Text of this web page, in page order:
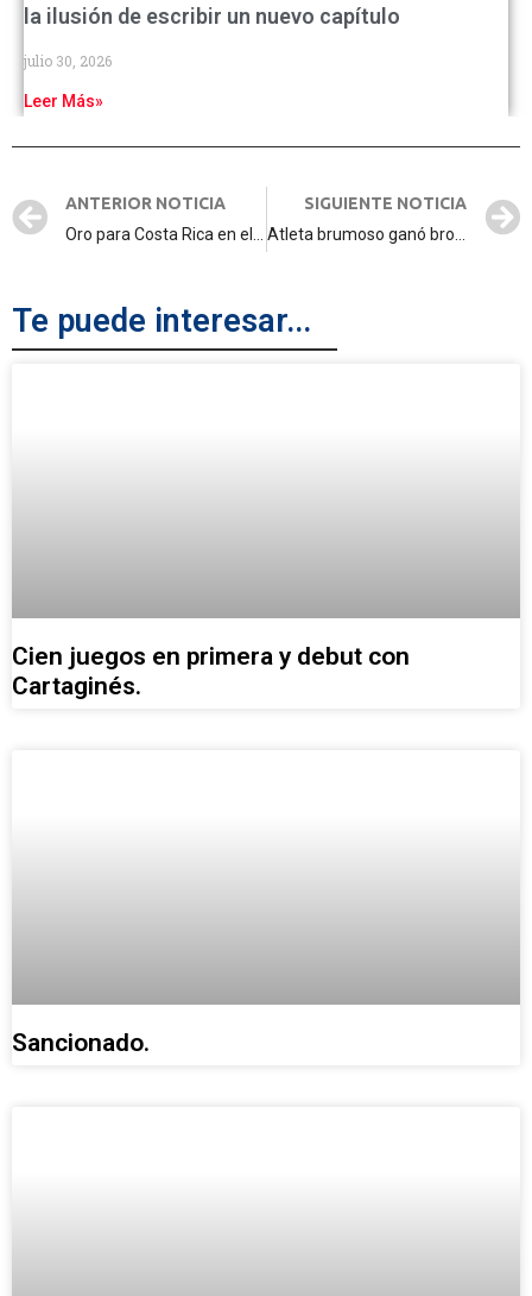
la ilusión de escribir un nuevo capítulo
julio 30, 2026
Leer Más»
ANTERIOR NOTICIA
Oro para Costa Rica en el Centroamericano de Campo Traviesa
SIGUIENTE NOTICIA
Atleta brumoso ganó bronce en Campeonato Centroamericano de Campo Traviesa y Marcha.
Te puede interesar...
Cien juegos en primera y debut con
Cartaginés.
Sancionado.